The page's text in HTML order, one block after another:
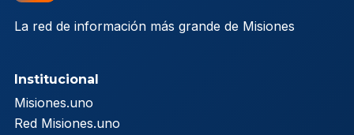
La red de información más grande de Misiones
Institucional
Misiones.uno
Red Misiones.uno